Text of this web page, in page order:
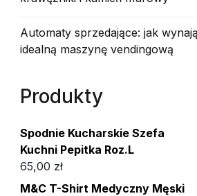
Automaty sprzedające: jak
idealną maszynę vendingową
Produkty
Spodnie Kucharskie Szefa
Kuchni Pepitka Roz.L
65,00 zł
M&C T-Shirt Medyczny Męski